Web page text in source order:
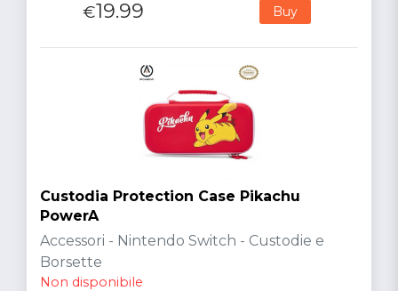
€19.99 Buy
Custodia Protection Case Pikachu
PowerA
Accessori - Nintendo Switch - Custodie e
Borsette
Non disponibile